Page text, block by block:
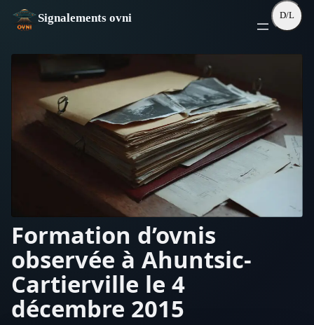
Aller
Signalements ovni D/L
Formation d’ovnis
observée à Ahuntsic-
Cartierville le 4
décembre 2015